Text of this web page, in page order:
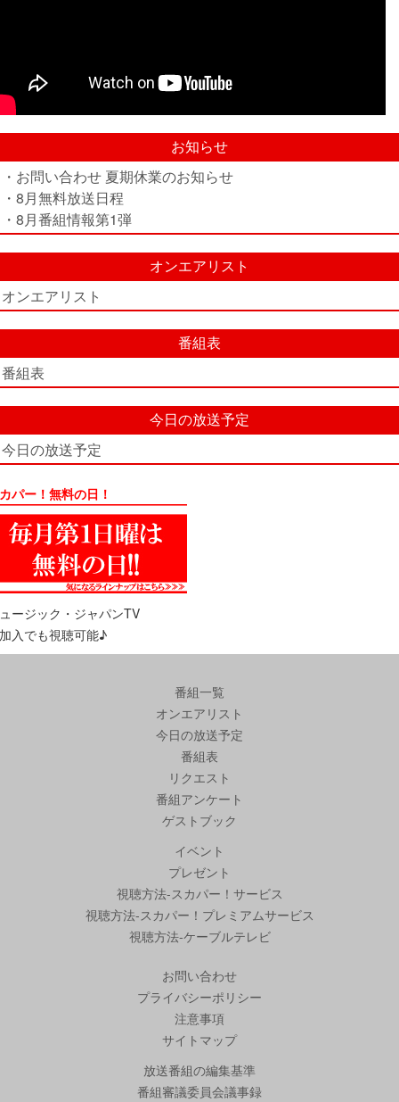
お知らせ
・お問い合わせ 夏期休業のお知らせ
・8月無料放送日程
・8月番組情報第1弾
オンエアリスト
オンエアリスト
番組表
番組表
今日の放送予定
今日の放送予定
パー！無料の日！
ージック・ジャパンTV
入でも視聴可能♪
番組一覧
オンエアリスト
今日の放送予定
番組表
リクエスト
番組アンケート
ゲストブック
イベント
プレゼント
視聴方法-スカパー！サービス
視聴方法-スカパー！プレミアムサービス
視聴方法-ケーブルテレビ
お問い合わせ
プライバシーポリシー
注意事項
サイトマップ
放送番組の編集基準
番組審議委員会議事録